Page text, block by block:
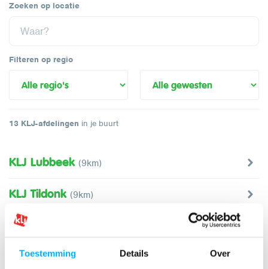
Toestemming Details Over
Zoeken op locatie
Filteren op regio
13 KLJ-afdelingen in je buurt
KLJ Lubbeek (9km)
KLJ Tildonk (9km)
KLJ Wakkerzeel
KLJ Meldert(12km)